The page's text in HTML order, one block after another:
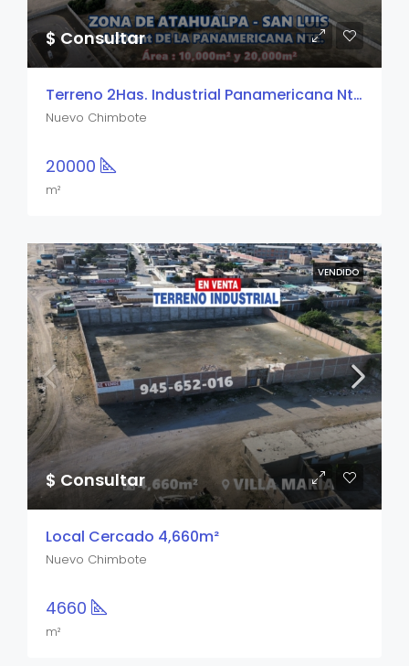
$ Consultar
Terreno 2Has. Industrial Panamericana Nte.
Nuevo Chimbote
20000
m²
VENDIDO
$ Consultar
Local Cercado 4,660m²
Nuevo Chimbote
4660
m²